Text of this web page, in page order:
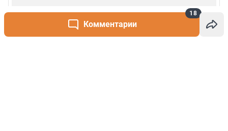
Комментарии
18